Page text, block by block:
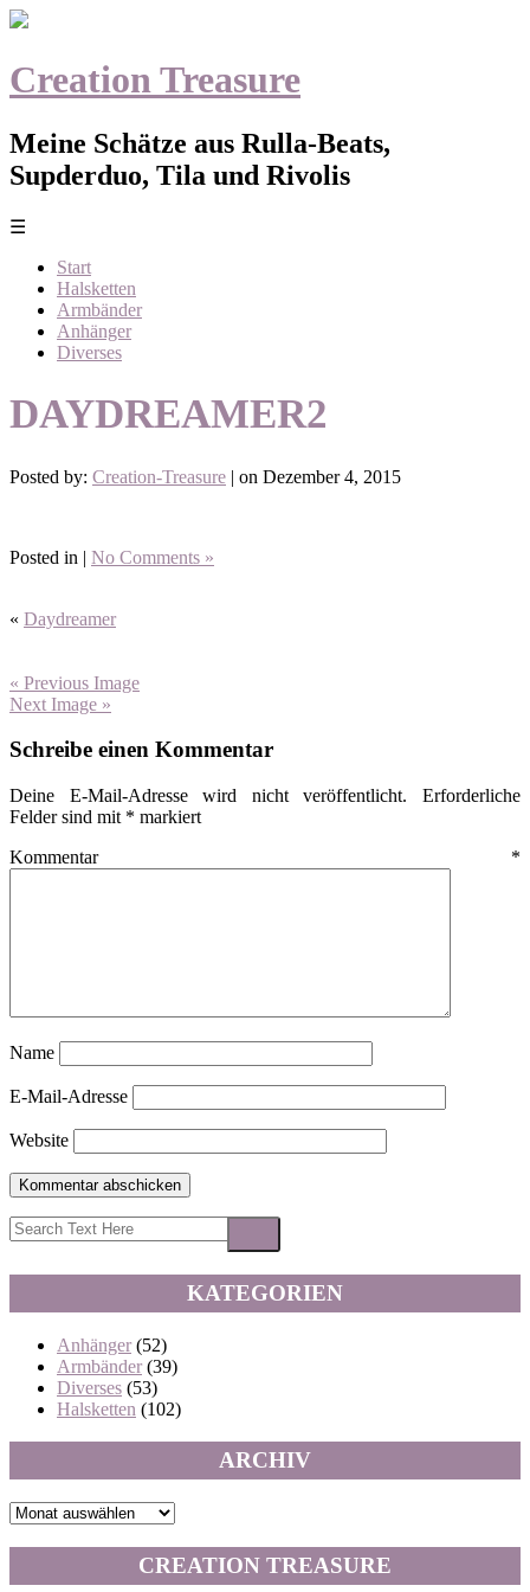
Creation Treasure
Meine Schätze aus Rulla-Beats,
Supderduo, Tila und Rivolis
☰
Start
Halsketten
Armbänder
Anhänger
Diverses
DAYDREAMER2
Posted by: Creation-Treasure | on Dezember 4, 2015
Posted in | No Comments »
« Daydreamer
« Previous Image
Next Image »
Schreibe einen Kommentar
Deine E-Mail-Adresse wird nicht veröffentlicht.
Erforderliche
Felder sind mit * markiert
Kommentar *
Name
E-Mail-Adresse
Website
KATEGORIEN
Anhänger (52)
Armbänder (39)
Diverses (53)
Halsketten (102)
ARCHIV
Archiv
CREATION TREASURE